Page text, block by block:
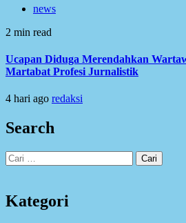
news
2 min read
Ucapan Diduga Merendahkan
Martabat Profesi Jurnalistik
4 hari ago redaksi
Search
Cari
untuk:
Kategori